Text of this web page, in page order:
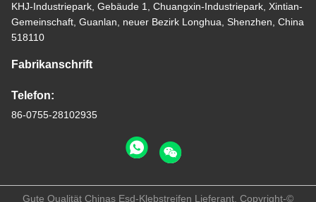
KHJ-Industriepark, Gebäude 1, Chuangxin-Industriepark, Xintian-
Gemeinschaft, Guanlan, neuer Bezirk Longhua, Shenzhen, China
518110
Fabrikanschrift
Telefon:
86-0755-28102935
Gute Qualität Chinas Esd-Klebstreifen Lieferant. Copyright-©